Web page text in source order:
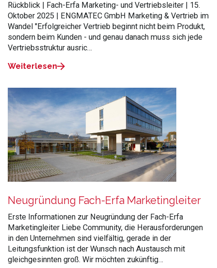
Rückblick | Fach-Erfa Marketing- und Vertriebsleiter | 15.
Oktober 2025 | ENGMATEC GmbH Marketing & Vertrieb im
Wandel "Erfolgreicher Vertrieb beginnt nicht beim Produkt,
sondern beim Kunden - und genau danach muss sich jede
Vertriebsstruktur ausric…
Weiterlesen
Neugründung Fach-Erfa Marketingleiter
Erste Informationen zur Neugründung der Fach-Erfa
Marketingleiter Liebe Community, die Herausforderungen
in den Unternehmen sind vielfältig, gerade in der
Leitungsfunktion ist der Wunsch nach Austausch mit
gleichgesinnten groß. Wir möchten zukünftig…